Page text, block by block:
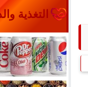
التغذية